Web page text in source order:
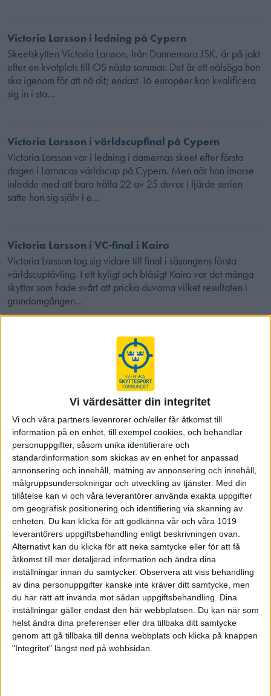
Vi värdesätter din integritet
Vi och våra partners levenrorer och/eller får åtkomst till
information på en enhet, till exempel cookies, och behandlar
personuppgifter, såsom unika identifierare och
standardinformation som skickas av en enhet for anpassad
annonsering och innehåll, mätning av annonsering och innehåll,
målgruppsundersokningar och utveckling av tjänster. Med din
tillåtelse kan vi och våra leverantörer använda exakta uppgifter
om geografisk positionering och identifiering via skanning av
enheten. Du kan klicka för att godkänna vår och våra 1019
leverantörers uppgiftsbehandling enligt beskrivningen ovan.
Alternativt kan du klicka för att neka samtycke eller för att få
åtkomst till mer detaljerad information och ändra dina
inställningar innan du samtycker. Observera att viss behandling
av dina personuppgifter kanske inte kräver ditt samtycke, men
du har rätt att invända mot sådan uppgiftsbehandling. Dina
inställningar gäller endast den här webbplatsen. Du kan när som
helst ändra dina preferenser eller dra tillbaka ditt samtycke
genom att gå tillbaka till denna webbplats och klicka på knappen
"Integritet" längst ned på webbsidan.
Victoria Larsson i ledning på Cypern
Skeetskytten Victoria Larsson, från Dannemora JSK, är på jakt
efter en kvotplats till OS nästa sommar. Det är ett nålsöga hon
ska igenom för att nå dit; endast 16 européer kan kvalificera
sig in i sta…
Victoria Larsson i världscupfinal på Cypern
Victoria Larsson var i ledning i damernas skeet efter första
dagen i Larnacas världscup på Cypern. Men när hon imorse
inledde med att bara träffa 22 av 25 duvor i fjärde serien
satte hon sig själv i e…
Victoria Larsson i VC-final i Kairo
Victoria Larsson tog sig vidare till final i säsongens första
världscuptävling. I ett kyligt och blåsigt Kairo var det många
skyttar som hade svårt att pricka duvorna vilket resultaten i
grundomgången…
Rabat nästa världscup på tur för skeetskyttarna
Världscupen i Kairo har precis lagts till handlingarna där
skeetskytten från Dannemora JSK, Victoria Larsson, inledde sin
säsong med att nå final, där hon blev femma. Detta var hennes
fjärde VC-final…
Andra raka VC-finalen för Victoria
Dannemoraskytten Victoria Larsson har fått en fin start på
skeetsäsongen och gjort resultat som lovar gott i hennes jakt
på en av de återstående kvotplatserna i sommarens OS. För
andra veckan i rad ly…
Victoria Larsson uttagen i OS-truppen
I dag kom beskedet från SOK; skeetskytten Victoria Larsson är
uttagen i sommarens svenska OS-trupp. – Ganska väntat,
men känns ändå skönt att få det bekräftat, kommenterar hon
det efter…